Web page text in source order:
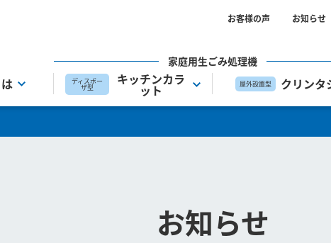
お客様の声 お知らせ
家庭用生ごみ処理機
ディスポー
ザ型
キッチンカラ
ット 屋外設置型 クリンタ
お知らせ